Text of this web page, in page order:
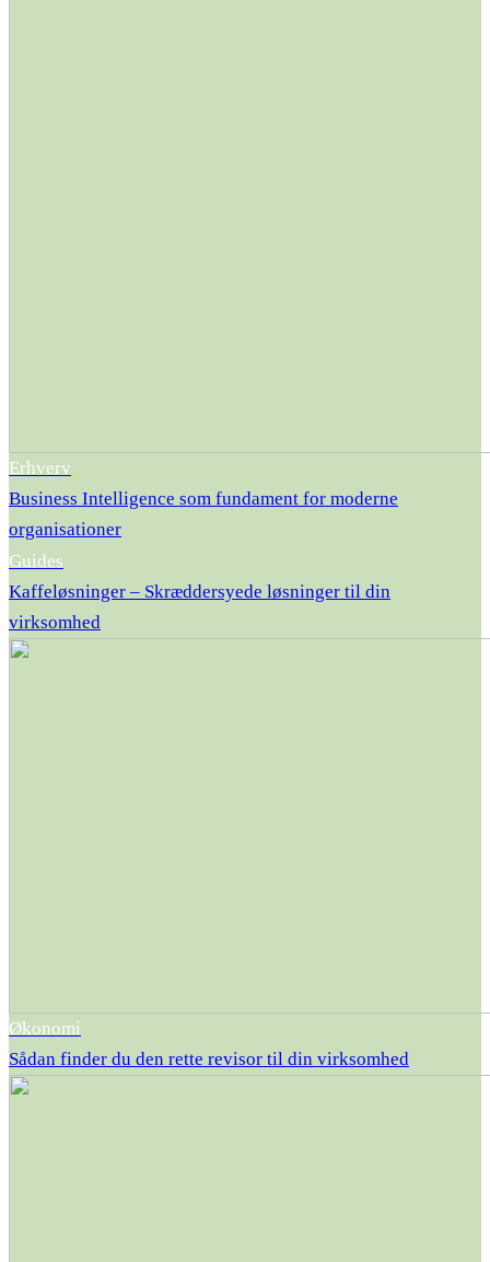
Erhverv
Business Intelligence som fundament for moderne
organisationer
Guides
Kaffeløsninger – Skræddersyede løsninger til din
virksomhed
Økonomi
Sådan finder du den rette revisor til din virksomhed